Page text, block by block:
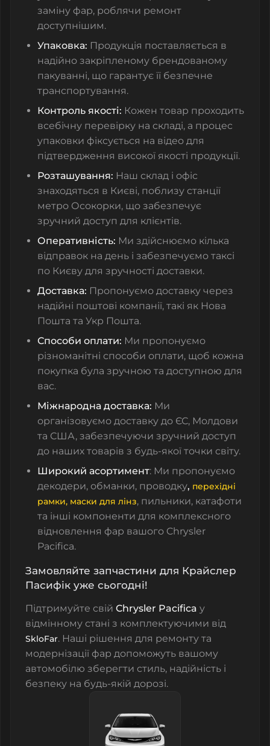
заміну фар, роблячи ремонт
доступнішим.
Упаковка: Продукція поставляється в
надійно закріпленому брендованому
пакуванні, що гарантує її безпечне
транспортування.
Контроль якості: Кожен товар проходить
всебічну перевірку на складі, а процес
упаковки фіксується на відео для
підтвердження високої якості продукції.
Розташування: Наш склад і офіс
знаходяться в Києві, поблизу станції
метро Осокорки, що забезпечує
зручний доступ для клієнтів.
Оперативність: Ми здійснюємо кілька
відправок на день і забезпечуємо таксі
по Києву для зручності доставки.
Доставка: Пропонуємо доставку через
надійні поштові компанії, такі як Нова
Пошта та Укр Пошта.
Способи оплати: Ми пропонуємо
різноманітні способи оплати, щоб кожна
покупка була зручною та доступною для
вас.
Міжнародна доставка: Ми
організовуємо доставку до ЄС, Молдови
та США, забезпечуючи зручний доступ
до наших товарів з будь-якої точки світу.
Широкий асортимент: Ми пропонуємо
декодери, обманки, проводку, перехідні
рамки, маски для лінз, пильники, катафоти
та інші компоненти для комплексного
відновлення фар вашого Chrysler
Pacifica.
Замовляйте запчастини для Крайслер
Пасифік уже сьогодні!
Підтримуйте свій Chrysler Pacifica у
відмінному стані з комплектуючими від
SkloFar. Наші рішення для ремонту та
модернізації фар допоможуть вашому
автомобілю зберегти стиль, надійність і
безпеку на будь-якій дорозі.